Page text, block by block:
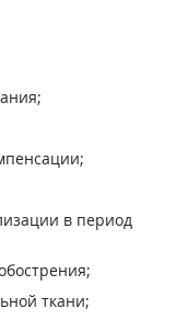
в период
ткани;